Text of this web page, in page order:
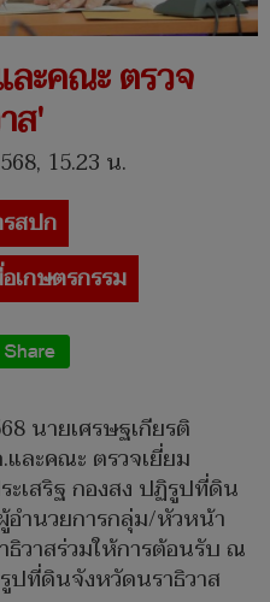
ละคณะ ตรวจ
ส'
15.23 น.
รสปก
เกษตรกรรม
นายเศรษฐเกียรติ
และคณะ ตรวจเยี่ยม
ะเสริฐ กองสง ปฏิรูปที่ดิน
อำนวยการกลุ่ม/หัวหน้า
ธิวาสร่วมให้การต้อนรับ ณ
ปที่ดินจังหวัดนราธิวาส